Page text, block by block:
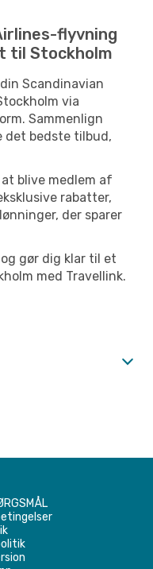
flyvning
til Stockholm
Scandinavian
via
Sammenlign
det bedste tilbud,
blive medlem af
rabatter,
der sparer
gør dig klar til et
med Travellink.